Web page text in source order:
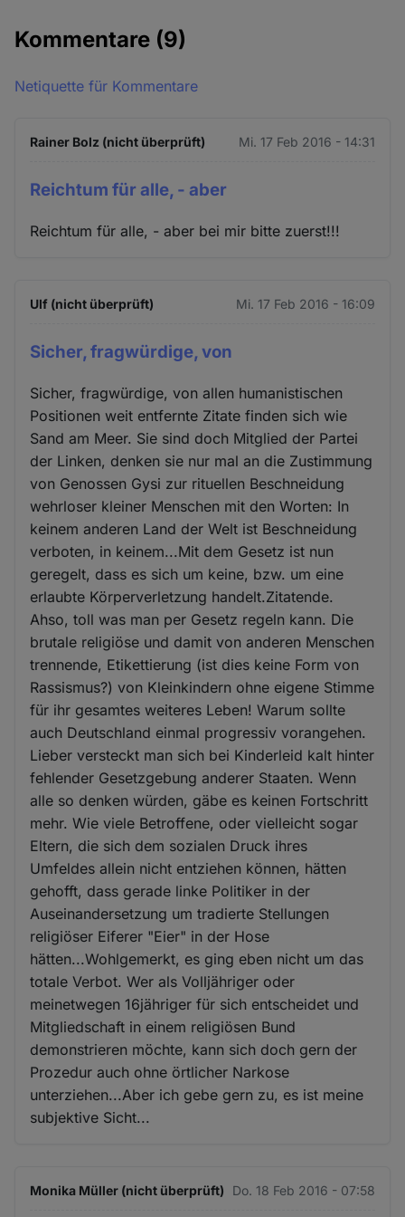
Kommentare (9)
Netiquette für Kommentare
Rainer Bolz (nicht überprüft) Mi. 17 Feb 2016 - 14:31
Reichtum für alle, - aber
Reichtum für alle, - aber bei mir bitte zuerst!!!
Ulf (nicht überprüft) Mi. 17 Feb 2016 - 16:09
Sicher, fragwürdige, von
Sicher, fragwürdige, von allen humanistischen
Positionen weit entfernte Zitate finden sich wie
Sand am Meer. Sie sind doch Mitglied der Partei
der Linken, denken sie nur mal an die Zustimmung
von Genossen Gysi zur rituellen Beschneidung
wehrloser kleiner Menschen mit den Worten: In
keinem anderen Land der Welt ist Beschneidung
verboten, in keinem...Mit dem Gesetz ist nun
geregelt, dass es sich um keine, bzw. um eine
erlaubte Körperverletzung handelt.Zitatende.
Ahso, toll was man per Gesetz regeln kann. Die
brutale religiöse und damit von anderen Menschen
trennende, Etikettierung (ist dies keine Form von
Rassismus?) von Kleinkindern ohne eigene Stimme
für ihr gesamtes weiteres Leben! Warum sollte
auch Deutschland einmal progressiv vorangehen.
Lieber versteckt man sich bei Kinderleid kalt hinter
fehlender Gesetzgebung anderer Staaten. Wenn
alle so denken würden, gäbe es keinen Fortschritt
mehr. Wie viele Betroffene, oder vielleicht sogar
Eltern, die sich dem sozialen Druck ihres
Umfeldes allein nicht entziehen können, hätten
gehofft, dass gerade linke Politiker in der
Auseinandersetzung um tradierte Stellungen
religiöser Eiferer "Eier" in der Hose
hätten...Wohlgemerkt, es ging eben nicht um das
totale Verbot. Wer als Volljähriger oder
meinetwegen 16jähriger für sich entscheidet und
Mitgliedschaft in einem religiösen Bund
demonstrieren möchte, kann sich doch gern der
Prozedur auch ohne örtlicher Narkose
unterziehen...Aber ich gebe gern zu, es ist meine
subjektive Sicht...
Monika Müller (nicht überprüft) Do. 18 Feb 2016 - 07:58